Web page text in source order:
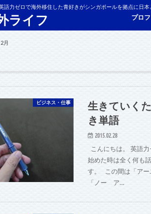
語力ゼロで海外移住した青好きがシンガポールを拠点に日
ライフ プロ
2月
ビジネス・仕事
生きていく
き単語
2015.02.28
こんにちは。 英語
始めた時は全く何も
す。 この間は「アー
「ノー ア…